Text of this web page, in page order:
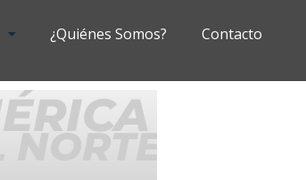
¿Quiénes Somos? Contacto